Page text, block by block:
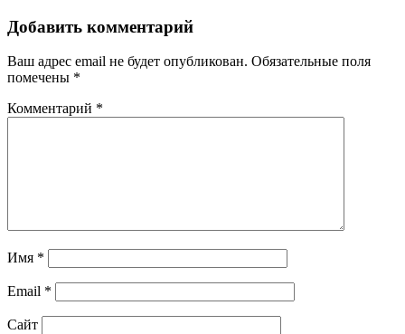
Добавить комментарий
Ваш адрес email не будет опубликован. Обязательные поля
помечены *
Комментарий *
Имя *
Email *
Сайт